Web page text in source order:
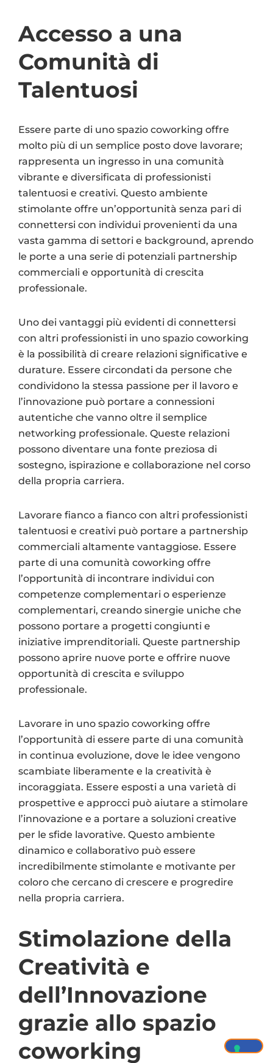
Accesso a una
Comunità di
Talentuosi
Essere parte di uno spazio coworking offre
molto più di un semplice posto dove lavorare;
rappresenta un ingresso in una comunità
vibrante e diversificata di professionisti
talentuosi e creativi. Questo ambiente
stimolante offre un’opportunità senza pari di
connettersi con individui provenienti da una
vasta gamma di settori e background, aprendo
le porte a una serie di potenziali partnership
commerciali e opportunità di crescita
professionale.
Uno dei vantaggi più evidenti di connettersi
con altri professionisti in uno spazio coworking
è la possibilità di creare relazioni significative e
durature. Essere circondati da persone che
condividono la stessa passione per il lavoro e
l’innovazione può portare a connessioni
autentiche che vanno oltre il semplice
networking professionale. Queste relazioni
possono diventare una fonte preziosa di
sostegno, ispirazione e collaborazione nel corso
della propria carriera.
Lavorare fianco a fianco con altri professionisti
talentuosi e creativi può portare a partnership
commerciali altamente vantaggiose. Essere
parte di una comunità coworking offre
l’opportunità di incontrare individui con
competenze complementari o esperienze
complementari, creando sinergie uniche che
possono portare a progetti congiunti e
iniziative imprenditoriali. Queste partnership
possono aprire nuove porte e offrire nuove
opportunità di crescita e sviluppo
professionale.
Lavorare in uno spazio coworking offre
l’opportunità di essere parte di una comunità
in continua evoluzione, dove le idee vengono
scambiate liberamente e la creatività è
incoraggiata. Essere esposti a una varietà di
prospettive e approcci può aiutare a stimolare
l’innovazione e a portare a soluzioni creative
per le sfide lavorative. Questo ambiente
dinamico e collaborativo può essere
incredibilmente stimolante e motivante per
coloro che cercano di crescere e progredire
nella propria carriera.
Stimolazione della
Creatività e
dell’Innovazione
grazie allo spazio
coworking